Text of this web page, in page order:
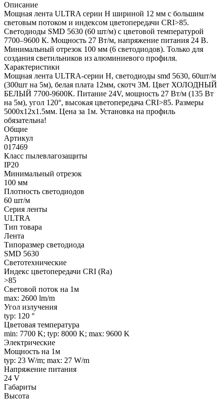
Описание
Мощная лента ULTRA серии H шириной 12 мм с большим
световым потоком и индексом цветопередачи CRI>85.
Светодиоды SMD 5630 (60 шт/м) с цветовой температурой
7700–9600 К. Мощность 27 Вт/м, напряжение питания 24 В.
Минимальный отрезок 100 мм (6 светодиодов). Только для
создания светильников из алюминиевого профиля.
Характеристики
Мощная лента ULTRA-серии H, светодиоды smd 5630, 60шт/м
(300шт на 5м), белая плата 12мм, скотч 3М. Цвет ХОЛОДНЫЙ
БЕЛЫЙ 7700-9600К. Питание 24V, мощность 27 Вт/м (135 Вт
на 5м), угол 120°, высокая цветопередача CRI>85. Размеры
5000х12х1.5мм. Цена за 1м. Установка на профиль
обязательна!
Общие
Артикул
017469
Класс пылевлагозащиты
IP20
Минимальный отрезок
100 мм
Плотность светодиодов
60 шт/м
Серия ленты
ULTRA
Тип товара
Лента
Типоразмер светодиода
SMD 5630
Светотехнические
Индекс цветопередачи CRI (Ra)
>85
Световой поток на 1м
max: 2600 lm/m
Угол излучения
typ: 120 °
Цветовая температура
min: 7700 K; typ: 8000 K; max: 9600 K
Электрические
Мощность на 1м
typ: 23 W/m; max: 27 W/m
Напряжение питания
24 V
Габариты
Высота